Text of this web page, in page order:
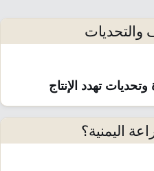
تهدد الإنتاج